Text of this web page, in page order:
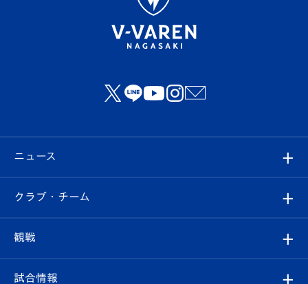
ニュース
すべて
クラブ
クラブ・チーム
観戦
観戦ルール
試合情報